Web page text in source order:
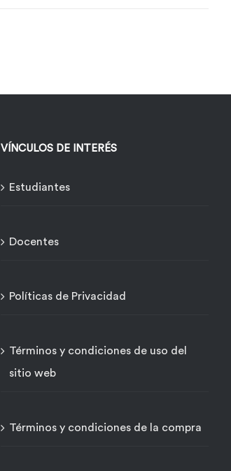
VÍNCULOS DE INTERÉS
Estudiantes
Docentes
Políticas de Privacidad
Términos y condiciones de uso del
sitio web
Términos y condiciones de la compra